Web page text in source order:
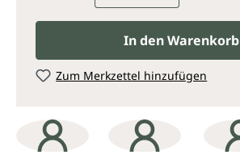
In den Warenkorb
Zum Merkzettel hinzufügen